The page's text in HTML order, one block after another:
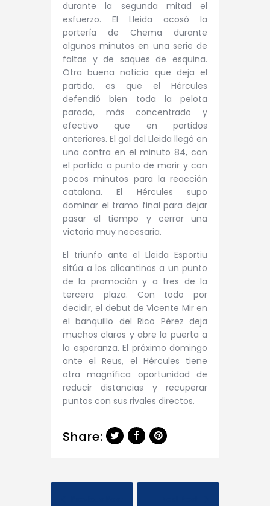
durante la segunda mitad el
esfuerzo. El Lleida acosó la
portería de Chema durante
algunos minutos en una serie de
faltas y de saques de esquina.
Otra buena noticia que deja el
partido, es que el Hércules
defendió bien toda la pelota
parada, más concentrado y
efectivo que en partidos
anteriores. El gol del Lleida llegó en
una contra en el minuto 84, con
el partido a punto de morir y con
pocos minutos para la reacción
catalana. El Hércules supo
dominar el tramo final para dejar
pasar el tiempo y cerrar una
victoria muy necesaria.
El triunfo ante el Lleida Esportiu
sitúa a los alicantinos a un punto
de la promoción y a tres de la
tercera plaza. Con todo por
decidir, el debut de Vicente Mir en
el banquillo del Rico Pérez deja
muchos claros y abre la puerta a
la esperanza. El próximo domingo
ante el Reus, el Hércules tiene
otra magnífica oportunidad de
reducir distancias y recuperar
puntos con sus rivales directos.
Share: